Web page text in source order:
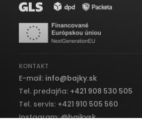
KONTAKT
E-mail: info@bajky.sk
Tel. predajňa: +421 908 530 505
Tel. servis: +421 910 505 560
Instagram:@bajkysk